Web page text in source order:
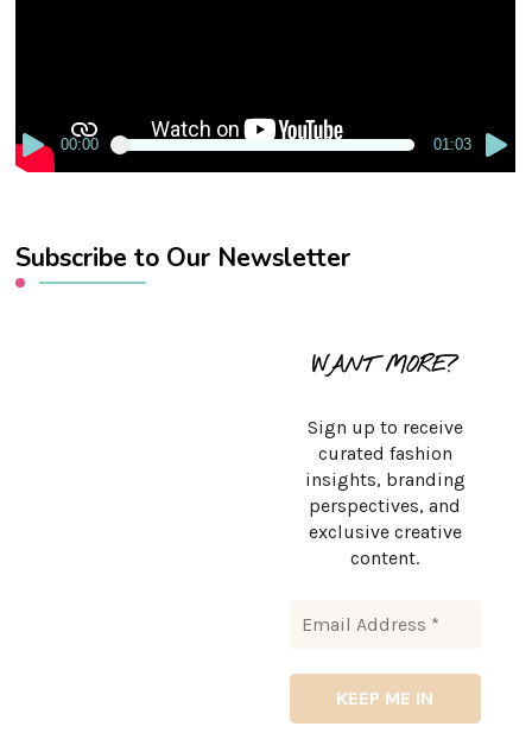
00:00 01:03
Subscribe to Our Newsletter
WANT MORE?
Sign up to receive
curated fashion
insights, branding
perspectives, and
exclusive creative
content.